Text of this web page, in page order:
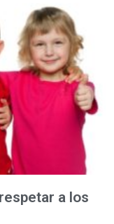
a los